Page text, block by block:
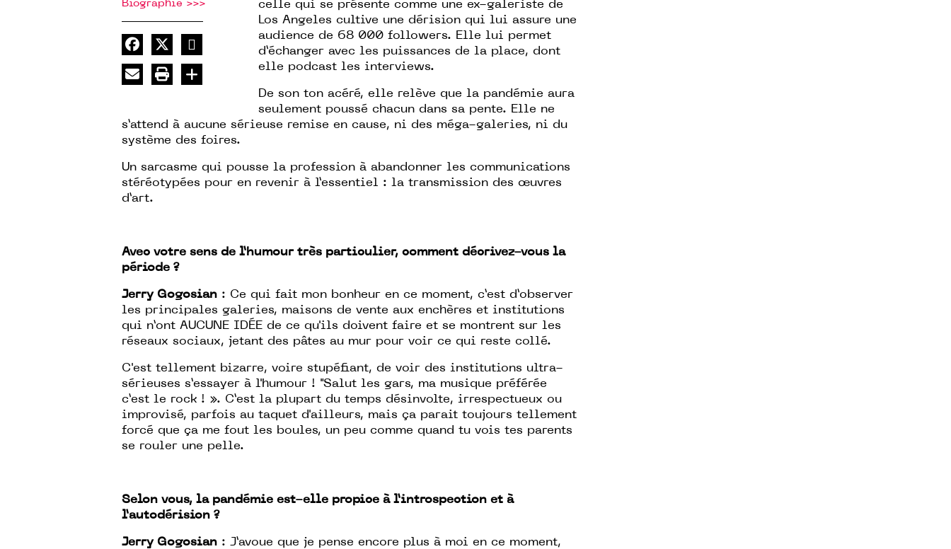
Biographie >>>
celle qui se présente comme une ex-galeriste de
Los Angeles cultive une dérision qui lui assure une
audience de 68 000 followers. Elle lui permet
d’échanger avec les puissances de la place, dont
elle podcast les interviews.
De son ton acéré, elle relève que la pandémie aura
seulement poussé chacun dans sa pente. Elle ne
s’attend à aucune sérieuse remise en cause, ni des méga-galeries, ni du
système des foires.
Un sarcasme qui pousse la profession à abandonner les communications
stéréotypées pour en revenir à l’essentiel : la transmission des œuvres
d’art.
Avec votre sens de l’humour très particulier, comment décrivez-vous la
période ?
Jerry Gogosian : Ce qui fait mon bonheur en ce moment, c’est d’observer
les principales galeries, maisons de vente aux enchères et institutions
qui n’ont AUCUNE IDÉE de ce qu'ils doivent faire et se montrent sur les
réseaux sociaux, jetant des pâtes au mur pour voir ce qui reste collé.
C'est tellement bizarre, voire stupéfiant, de voir des institutions ultra-
sérieuses s’essayer à l'humour ! "Salut les gars, ma musique préférée
c’est le rock ! ». C’est la plupart du temps désinvolte, irrespectueux ou
improvisé, parfois au taquet d'ailleurs, mais ça parait toujours tellement
forcé que ça me fout les boules, un peu comme quand tu vois tes parents
se rouler une pelle.
Selon vous, la pandémie est-elle propice à l’introspection et à
l’autodérision ?
Jerry Gogosian : J’avoue que je pense encore plus à moi en ce moment,